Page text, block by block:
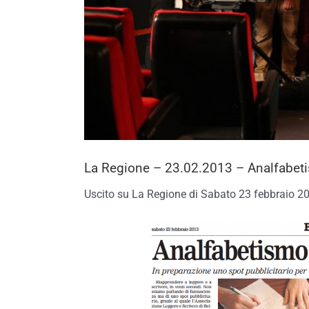
La Regione – 23.02.2013 –
Uscito su La Regione di Sabato 23 febbraio